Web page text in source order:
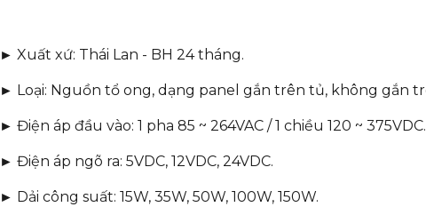
► Xuất xứ: Thái Lan - BH 24 tháng.
► Loại: Nguồn tổ ong, dạng panel gắn trên tủ, không gắn
► Điện áp đầu vào: 1 pha 85 ~ 264VAC / 1 chiều 120 ~ 375VDC.
► Điện áp ngõ ra: 5VDC, 12VDC, 24VDC.
► Dải công suất: 15W, 35W, 50W, 100W, 150W.